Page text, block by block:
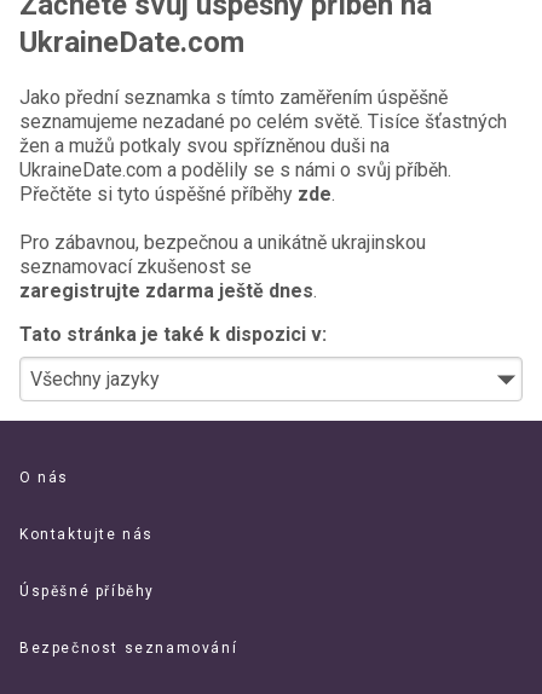
UkraineDate.com
Jako přední seznamka s tímto zaměřením úspěšně
seznamujeme nezadané po celém světě. Tisíce šťastných
žen a mužů potkaly svou spřízněnou duši na
UkraineDate.com a podělily se s námi o svůj příběh.
Přečtěte si tyto úspěšné příběhy zde.
Pro zábavnou, bezpečnou a unikátně ukrajinskou
seznamovací zkušenost se
zaregistrujte zdarma ještě dnes.
Tato stránka je také k dispozici v:
O nás
Kontaktujte nás
Úspěšné příběhy
Bezpečnost seznamování